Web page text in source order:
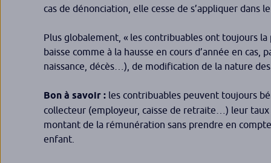
cas de dénonciation, elle cesse de s’appliquer dans
Plus globalement, « les contribuables ont toujours
baisse comme à la hausse en cours d’année en
naissance, décès…), de modification de la nature
Bon à savoir : les contribuables peuvent toujours
collecteur (employeur, caisse de retraite…) leur
montant de la rémunération sans prendre en
enfant.